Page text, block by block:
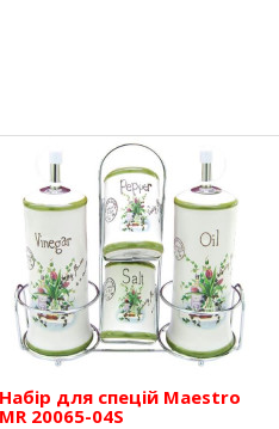
Набір для спецій Maestro
MR 20065-04S